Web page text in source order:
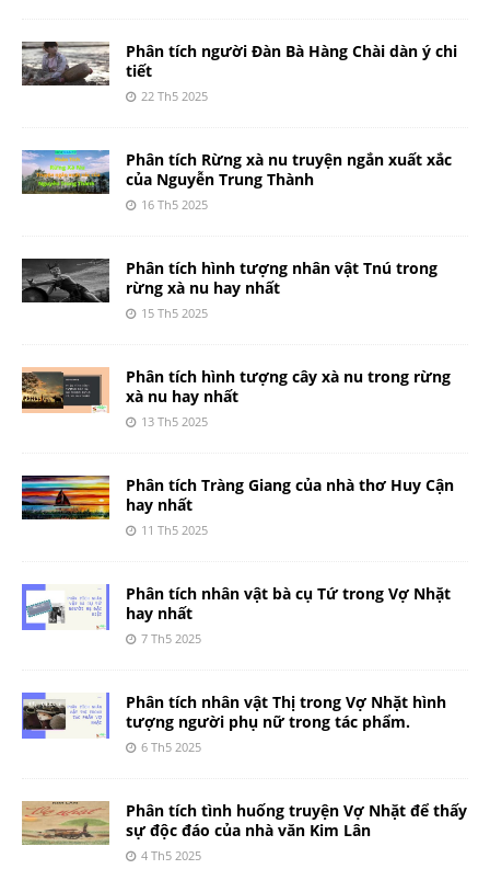
Phân tích người Đàn Bà Hàng Chài dàn ý chi
tiết
22 Th5 2025
Phân tích Rừng xà nu truyện ngắn xuất xắc
của Nguyễn Trung Thành
16 Th5 2025
Phân tích hình tượng nhân vật Tnú trong
rừng xà nu hay nhất
15 Th5 2025
Phân tích hình tượng cây xà nu trong rừng
xà nu hay nhất
13 Th5 2025
Phân tích Tràng Giang của nhà thơ Huy Cận
hay nhất
11 Th5 2025
Phân tích nhân vật bà cụ Tứ trong Vợ Nhặt
hay nhất
7 Th5 2025
Phân tích nhân vật Thị trong Vợ Nhặt hình
tượng người phụ nữ trong tác phẩm.
6 Th5 2025
Phân tích tình huống truyện Vợ Nhặt để thấy
sự độc đáo của nhà văn Kim Lân
4 Th5 2025